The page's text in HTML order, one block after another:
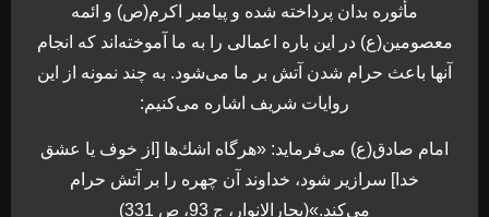
مأثوره بدان پرداخته شده و پيامبر اکرم(ص) و ائمه
معصومين(ع) در اين باره اعمالی را به ما آموخته‌اند كه انجام
آنها باعث حرام شدن آتش بر ما می‌شود. به چند نمونه از اين
روايات شريف اشاره می‌كنيم:
امام صادق(ع) می‌فرمايد: «هرگاه اشك‌ها [از خوف يا عشق
خدا] سرازير شود، خداوند آن چهره را بر آتش حرام
می‌كند.»(بحارالانوار، ج 93، ص 331)